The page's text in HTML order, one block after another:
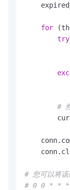
for
try
#
# 您可以将该
# 0 0 * * *